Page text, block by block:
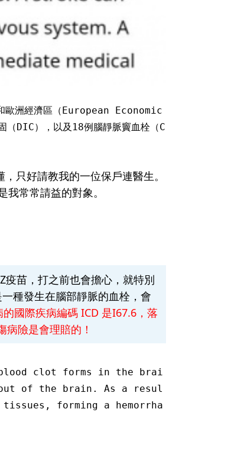
歐洲經濟區（European Economic
（DIC），以及18例腦靜脈竇血栓（C
只好請教我的一位保戶連醫生。
常常請益的對象。
苗，打之前也會擔心，就特別
種發生在腦部靜脈的血栓，會
的國際疾病編碼 ICD 是I67.6，落
險是會理賠的！
blood clot forms in the brai
of the brain. As a resul
forming a hemorrha